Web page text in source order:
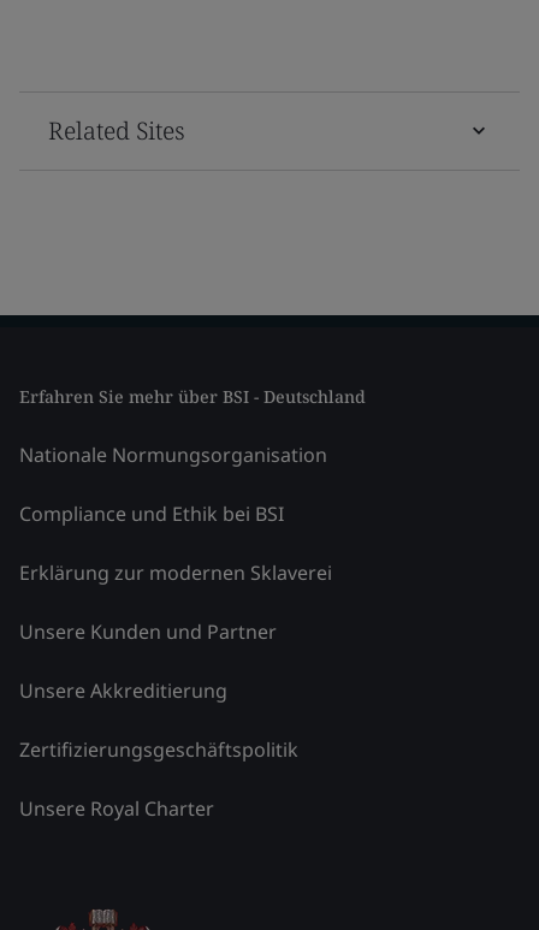
Related Sites
Erfahren Sie mehr über BSI - Deutschland
Nationale Normungsorganisation
Compliance und Ethik bei BSI
Erklärung zur modernen Sklaverei
Unsere Kunden und Partner
Unsere Akkreditierung
Zertifizierungsgeschäftspolitik
Unsere Royal Charter